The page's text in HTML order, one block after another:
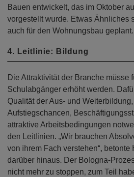
Bauen entwickelt, das im Oktober
vorgestellt wurde. Etwas Ähnliches
auch für den Wohnungsbau geplant.
4. Leitlinie: Bildung
Die Attraktivität der Branche müsse
Schulabgänger erhöht werden.
Qualität der Aus- und Weiterbildung,
Aufstiegschancen,
attraktive Arbeitsbedingungen
den Leitlinien. „Wir brauchen
von ihrem Fach verstehen“, betonte
darüber hinaus. Der Bologna-
nicht mehr zu stoppen, zum Teil